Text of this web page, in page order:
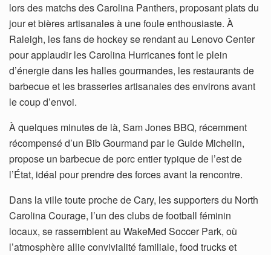
lors des matchs des Carolina Panthers, proposant plats du
jour et bières artisanales à une foule enthousiaste. À
Raleigh, les fans de hockey se rendant au Lenovo Center
pour applaudir les Carolina Hurricanes font le plein
d’énergie dans les halles gourmandes, les restaurants de
barbecue et les brasseries artisanales des environs avant
le coup d’envoi.
À quelques minutes de là, Sam Jones BBQ, récemment
récompensé d’un Bib Gourmand par le Guide Michelin,
propose un barbecue de porc entier typique de l’est de
l’État, idéal pour prendre des forces avant la rencontre.
Dans la ville toute proche de Cary, les supporters du North
Carolina Courage, l’un des clubs de football féminin
locaux, se rassemblent au WakeMed Soccer Park, où
l’atmosphère allie convivialité familiale, food trucks et